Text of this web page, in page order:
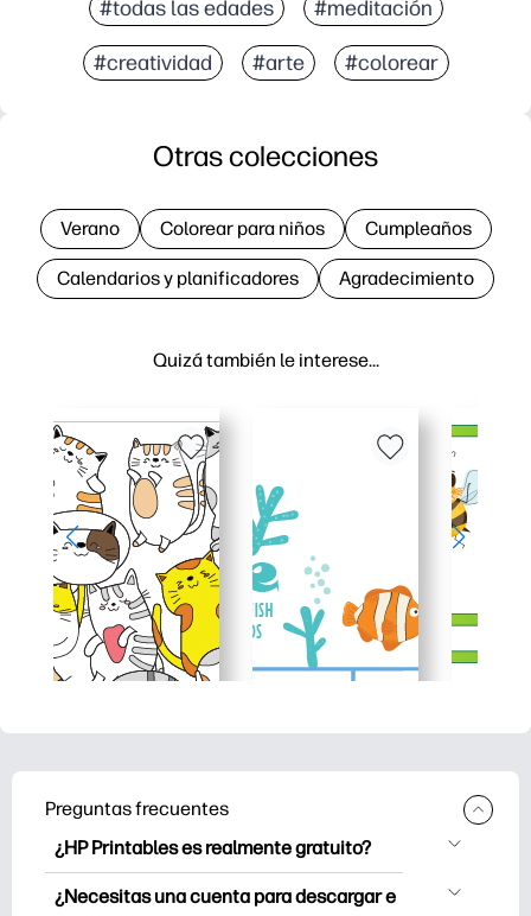
#todas las edades #meditación
#creatividad #arte #colorear
Quizá también le interese…
Otras colecciones
Verano Colorear para niños Cumpleaños
Calendarios y planificadores Agradecimiento
Preguntas frecuentes
¿HP Printables es realmente gratuito?
HP Printables ofrece más de 2500
¿Necesitas una cuenta para descargar e